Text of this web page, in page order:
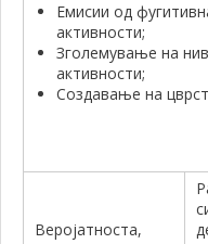
Емисии од
активности;
Зголемување на
активности;
Создавање на
Веројатноста,